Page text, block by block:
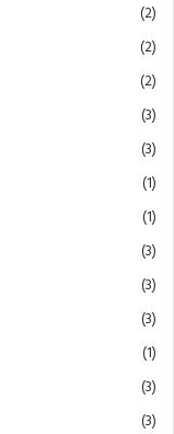
(2)
(2)
(2)
(3)
(3)
(1)
(1)
(3)
(3)
(3)
(1)
(3)
(3)